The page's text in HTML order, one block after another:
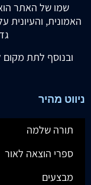
שמו של האתר
האמונית,
ובנוסף לתת
ניווט מהיר
תורה שלמה
ספרי הוצאה לאור
מבצעים